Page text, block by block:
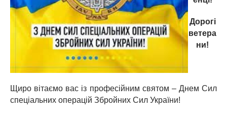
Дорогі
ветера
ни!
Щиро вітаємо вас із професійним святом – Днем Сил
спеціальних операцій Збройних Сил України!